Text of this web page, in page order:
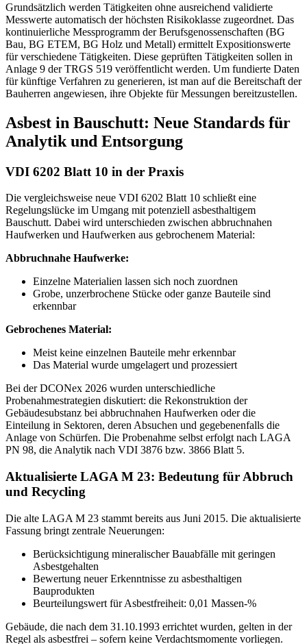
Grundsätzlich werden Tätigkeiten ohne ausreichend validierte
Messwerte automatisch der höchsten Risikoklasse zugeordnet. Das
kontinuierliche Messprogramm der Berufsgenossenschaften (BG
Bau, BG ETEM, BG Holz und Metall) ermittelt Expositionswerte
für verschiedene Tätigkeiten. Diese geprüften Tätigkeiten sollen in
Anlage 9 der TRGS 519 veröffentlicht werden. Um fundierte Daten
für künftige Verfahren zu generieren, ist man auf die Bereitschaft der
Bauherren angewiesen, ihre Objekte für Messungen bereitzustellen.
Asbest in Bauschutt: Neue Standards für
Analytik und Entsorgung
VDI 6202 Blatt 10 in der Praxis
Die vergleichsweise neue VDI 6202 Blatt 10 schließt eine
Regelungslücke im Umgang mit potenziell asbesthaltigem
Bauschutt. Dabei wird unterschieden zwischen abbruchnahen
Haufwerken und Haufwerken aus gebrochenem Material:
Abbruchnahe Haufwerke:
Einzelne Materialien lassen sich noch zuordnen
Grobe, unzerbrochene Stücke oder ganze Bauteile sind
erkennbar
Gebrochenes Material:
Meist keine einzelnen Bauteile mehr erkennbar
Das Material wurde umgelagert und prozessiert
Bei der DCONex 2026 wurden unterschiedliche
Probenahmestrategien diskutiert: die Rekonstruktion der
Gebäudesubstanz bei abbruchnahen Haufwerken oder die
Einteilung in Sektoren, deren Absuchen und gegebenenfalls die
Anlage von Schürfen. Die Probenahme selbst erfolgt nach LAGA
PN 98, die Analytik nach VDI 3876 bzw. 3866 Blatt 5.
Aktualisierte LAGA M 23: Bedeutung für Abbruch
und Recycling
Die alte LAGA M 23 stammt bereits aus Juni 2015. Die aktualisierte
Fassung bringt zentrale Neuerungen:
Berücksichtigung mineralischer Bauabfälle mit geringen
Asbestgehalten
Bewertung neuer Erkenntnisse zu asbesthaltigen
Bauprodukten
Beurteilungswert für Asbestfreiheit: 0,01 Massen-%
Gebäude, die nach dem 31.10.1993 errichtet wurden, gelten in der
Regel als asbestfrei – sofern keine Verdachtsmomente vorliegen.